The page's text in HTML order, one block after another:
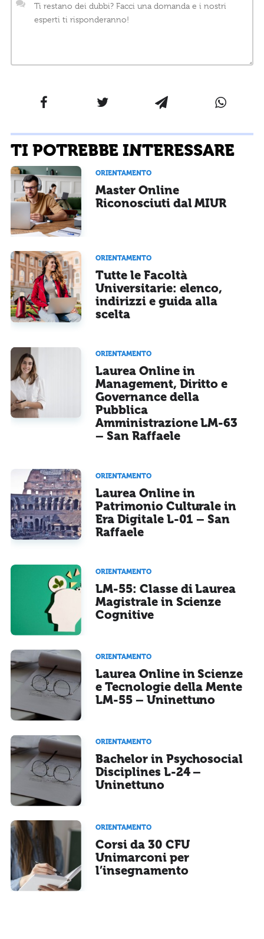
sarà pubblicata. Dichiari di avere preso visione e di accettare quanto previsto dalla
informativa privacy. Pubblicando questo commento dai il consenso affinché un cookie
salvi i tuoi dati (nome, email) per il prossimo commento.
Ho letto e acconsento l'informativasulla privacy
Acconsento all'uso dei miei dati da parte di terzi per finalità di
marketing diretto con modalità automatizzate o tradizionali
CONFERMA E PUBBLICA
TI POTREBBE INTERESSARE
ORIENTAMENTO
Master Online
Riconosciuti dal MIUR
ORIENTAMENTO
Tutte le Facoltà
Universitarie: elenco,
indirizzi e guida alla
scelta
ORIENTAMENTO
Laurea Online in
Management, Diritto e
Governance della
Pubblica
Amministrazione LM-63
– San Raffaele
ORIENTAMENTO
Laurea Online in
Patrimonio Culturale in
Era Digitale L-01 – San
Raffaele
ORIENTAMENTO
LM-55: Classe di Laurea
Magistrale in Scienze
Cognitive
ORIENTAMENTO
Laurea Online in Scienze
e Tecnologie della Mente
LM-55 – Uninettuno
ORIENTAMENTO
Bachelor in Psychosocial
Disciplines L-24 –
Uninettuno
ORIENTAMENTO
Corsi da 30 CFU
Unimarconi per
l’insegnamento